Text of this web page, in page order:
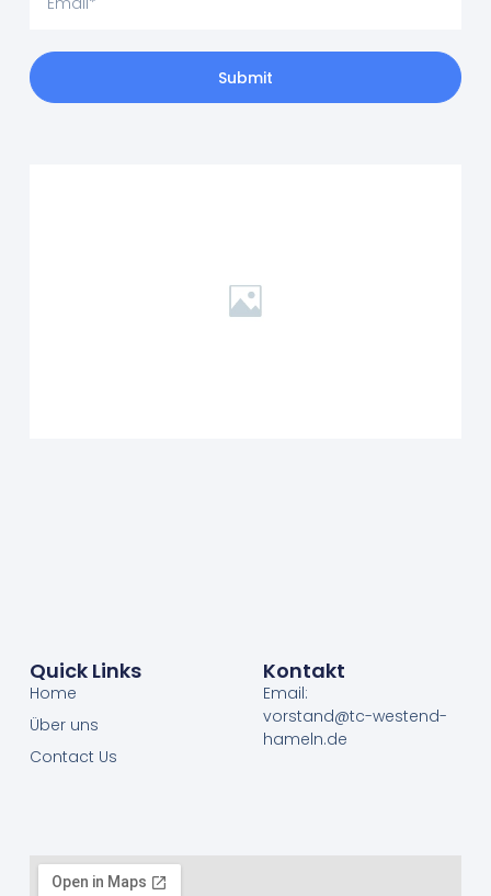
Submit
Quick Links
Home
Über uns
Contact Us
Kontakt
Email:
vorstand@tc-westend-
hameln.de